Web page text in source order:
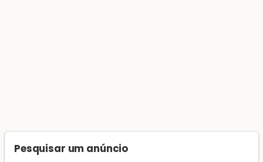
Pesquisar um anúncio